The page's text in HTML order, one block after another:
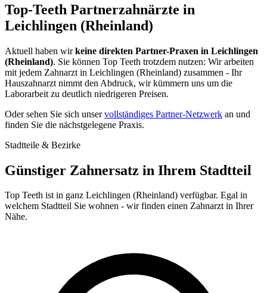
Top-Teeth Partnerzahnärzte in
Leichlingen (Rheinland)
Aktuell haben wirkeine direkten Partner-Praxen in Leichlingen
(Rheinland). Sie können Top Teeth trotzdem nutzen: Wir arbeiten
mit jedem Zahnarzt in Leichlingen (Rheinland) zusammen - Ihr
Hauszahnarzt nimmt den Abdruck, wir kümmern uns um die
Laborarbeit zu deutlich niedrigeren Preisen.
Oder sehen Sie sich unservollständiges Partner-Netzwerk an und
finden Sie die nächstgelegene Praxis.
Stadtteile & Bezirke
Günstiger Zahnersatz in Ihrem Stadtteil
Top Teeth ist in ganz Leichlingen (Rheinland) verfügbar. Egal in
welchem Stadtteil Sie wohnen - wir finden einen Zahnarzt in Ihrer
Nähe.